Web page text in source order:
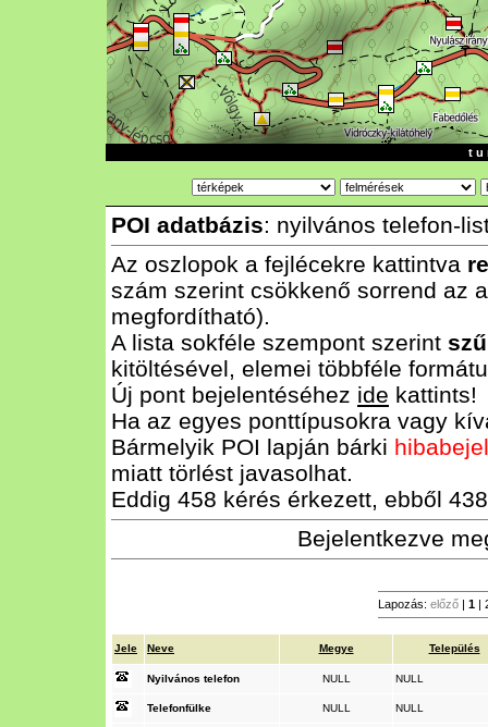
t u
POI adatbázis: nyilvános telefon-
Az oszlopok a fejlécekre kattintva
szám szerint csökkenő sorrend az
megfordítható).
A lista sokféle szempont szerint
kitöltésével, elemei többféle
Új pont bejelentéséhez ide kattints!
Ha az egyes ponttípusokra vagy
Bármelyik POI lapján bárki
miatt törlést javasolhat.
Eddig 458 kérés érkezett, ebből
Bejelentkezve
Lapozás: előző | 1 |
Jele Neve Megye Település
Nyilvános telefon NULL NULL
Telefonfülke NULL NULL